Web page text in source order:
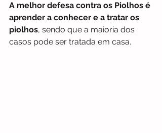
A melhor defesa contra os Piolhos é
aprender a conhecer e a tratar os
piolhos, sendo que a maioria dos
casos pode ser tratada em casa.